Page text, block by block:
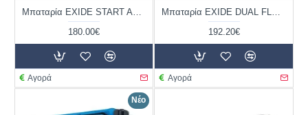
Μπαταρία EXIDE START AGM EM1000 | 50AH / Volt:12 / EN:800 / Πολικότητα: Αριστερά το +
180.00€
Αγορά
Μπαταρία EXIDE DUAL FLOODED ER350 | 80AH / Volt:12 / EN:510 / Πολικότητα: Αριστερά το +
192.20€
Αγορά
Νέο